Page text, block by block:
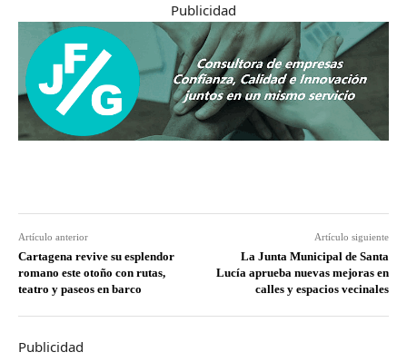
Publicidad
Artículo anterior
Cartagena revive su esplendor
romano este otoño con rutas,
teatro y paseos en barco
Artículo siguiente
La Junta Municipal de Santa
Lucía aprueba nuevas mejoras en
calles y espacios vecinales
Publicidad